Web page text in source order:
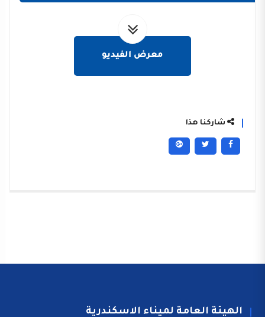
معرض الفيديو
شاركنا هذا
الهيئة العامة لميناء الاسكندرية